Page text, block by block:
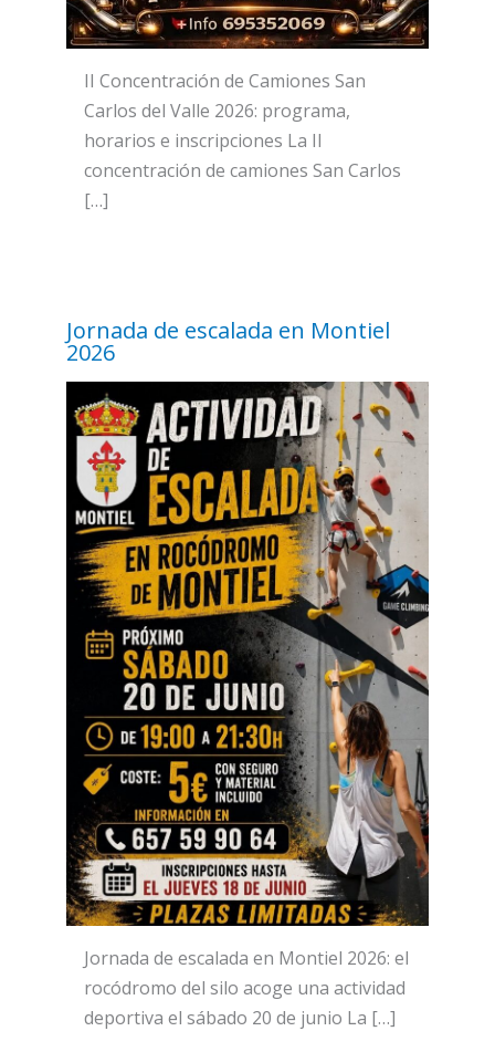
II Concentración de Camiones San
Carlos del Valle 2026: programa,
horarios e inscripciones La II
concentración de camiones San Carlos
[…]
Jornada de escalada en Montiel
2026
Jornada de escalada en Montiel 2026: el
rocódromo del silo acoge una actividad
deportiva el sábado 20 de junio La […]